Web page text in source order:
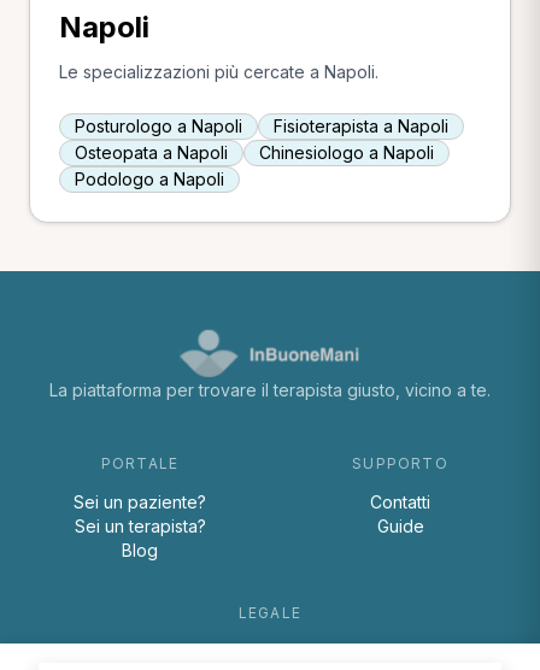
Napoli
Le specializzazioni più cercate a Napoli.
Posturologo a Napoli
Fisioterapista a Napoli
Osteopata a Napoli
Chinesiologo a Napoli
Podologo a Napoli
La piattaforma per trovare il terapista giusto, vicino a te.
PORTALE
Sei un paziente?
Sei un terapista?
Blog
SUPPORTO
Contatti
Guide
LEGALE